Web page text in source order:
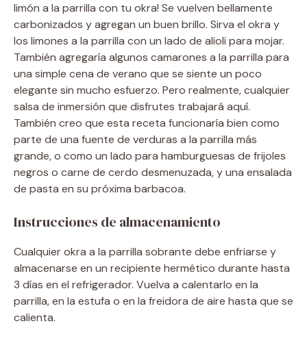
limón a la parrilla con tu okra! Se vuelven bellamente
carbonizados y agregan un buen brillo. Sirva el okra y
los limones a la parrilla con un lado de alioli para mojar.
También agregaría algunos camarones a la parrilla para
una simple cena de verano que se siente un poco
elegante sin mucho esfuerzo. Pero realmente, cualquier
salsa de inmersión que disfrutes trabajará aquí.
También creo que esta receta funcionaría bien como
parte de una fuente de verduras a la parrilla más
grande, o como un lado para hamburguesas de frijoles
negros o carne de cerdo desmenuzada, y una ensalada
de pasta en su próxima barbacoa.
Instrucciones de almacenamiento
Cualquier okra a la parrilla sobrante debe enfriarse y
almacenarse en un recipiente hermético durante hasta
3 días en el refrigerador. Vuelva a calentarlo en la
parrilla, en la estufa o en la freidora de aire hasta que se
calienta.